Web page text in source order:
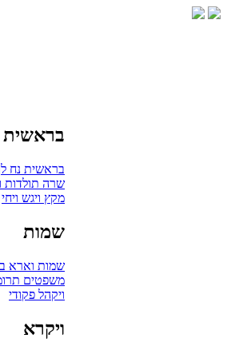
בראשית
בראשית נח
שרה תולדות
מקץ ויגש ויחי
שמות
שמות וארא
משפטים
ויקהל פקודי
ויקרא